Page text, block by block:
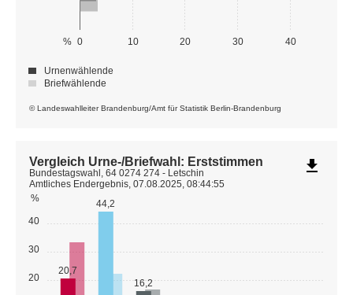
0 10 20 30 40
%
© Landeswahlleiter Brandenburg/Amt für Statistik Berlin-Brandenburg
Urnenwählende
Briefwählende
20
30
40
%
20,7
44,2
16,2
Vergleich Urne-/Briefwahl: Erststimmen
Bundestagswahl, 64 0274 274 - Letschin
Amtliches Endergebnis, 07.08.2025, 08:44:55
file_download